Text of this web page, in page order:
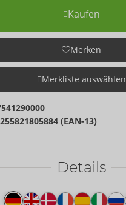
Kaufen
Merken
Merkliste auswählen
(EAN-13)
Details